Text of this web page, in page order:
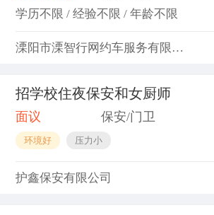
学历不限 / 经验不限 / 年龄不限
溧阳市溧智行网约车服务有限公司
招学校住夜保安和女厨师
面议 保安/门卫
环境好 压力小
护鑫保安有限公司